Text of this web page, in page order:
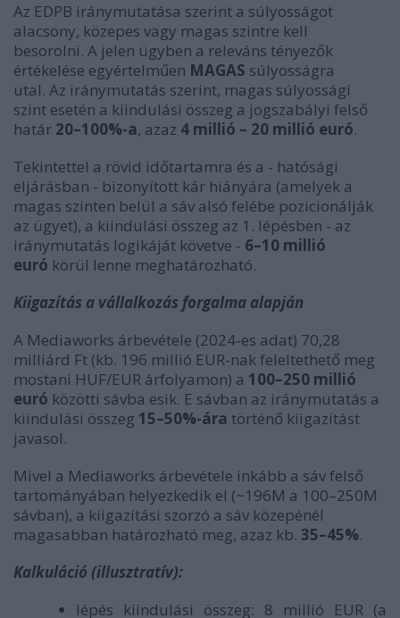
Az EDPB iránymutatása szerint a súlyosságot
alacsony, közepes vagy magas szintre kell
besorolni. A jelen ügyben a releváns tényezők
értékelése egyértelműen MAGAS súlyosságra
utal. Az iránymutatás szerint, magas súlyossági
szint esetén a kiindulási összeg a jogszabályi felső
határ 20–100%-a, azaz 4 millió – 20 millió euró.
Tekintettel a rövid időtartamra és a - hatósági
eljárásban - bizonyított kár hiányára (amelyek a
magas szinten belül a sáv alsó felébe pozicionálják
az ügyet), a kiindulási összeg az 1. lépésben - az
iránymutatás logikáját követve - 6–10 millió
euró körül lenne meghatározható.
Kiigazítás a vállalkozás forgalma alapján
A Mediaworks árbevétele (2024-es adat) 70,28
milliárd Ft (kb. 196 millió EUR-nak feleltethető meg
mostani HUF/EUR árfolyamon) a 100–250 millió
euró közötti sávba esik. E sávban az iránymutatás a
kiindulási összeg 15–50%-ára történő kiigazítást
javasol.
Mivel a Mediaworks árbevétele inkább a sáv felső
tartományában helyezkedik el (~196M a 100–250M
sávban), a kiigazítási szorzó a sáv közepénél
magasabban határozható meg, azaz kb. 35–45%.
Kalkuláció (illusztratív):
lépés kiindulási összeg: 8 millió EUR (a